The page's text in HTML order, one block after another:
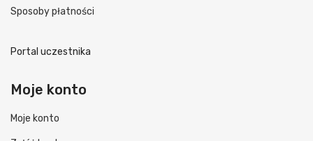
Sposoby płatności
Portal uczestnika
Moje konto
Moje konto